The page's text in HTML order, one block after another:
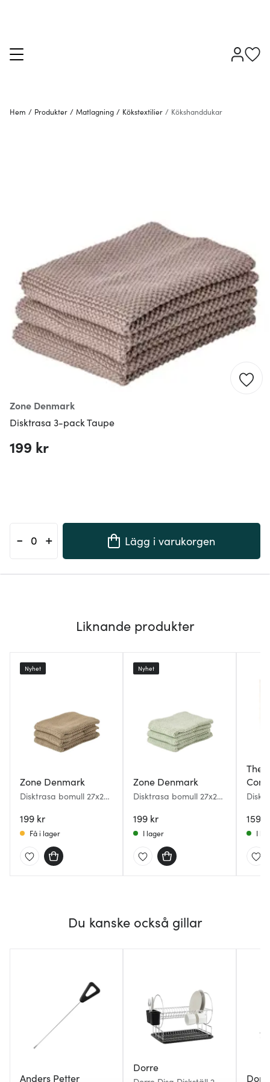
Hem / Produkter / Matlagning / Kökstextilier / Kökshanddukar
Zone Denmark
Disktrasa 3-pack Taupe
199 kr
- + Lägg i varukorgen
Liknande produkter
Zone Denmark
Disktrasa bomull 27x27
199 kr
Nyhet
Få i lager
Zone Denmark
Disktrasa bomull 27x27
199 kr
Nyhet
I lager
The
159
I
Du kanske också gillar
Anders Petter
Dorre